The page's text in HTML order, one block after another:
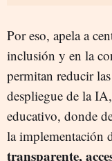
Por eso, apela a
inclusión y en la
permitan reducir
despliegue de la
educativo, donde
la implementación
transparente,